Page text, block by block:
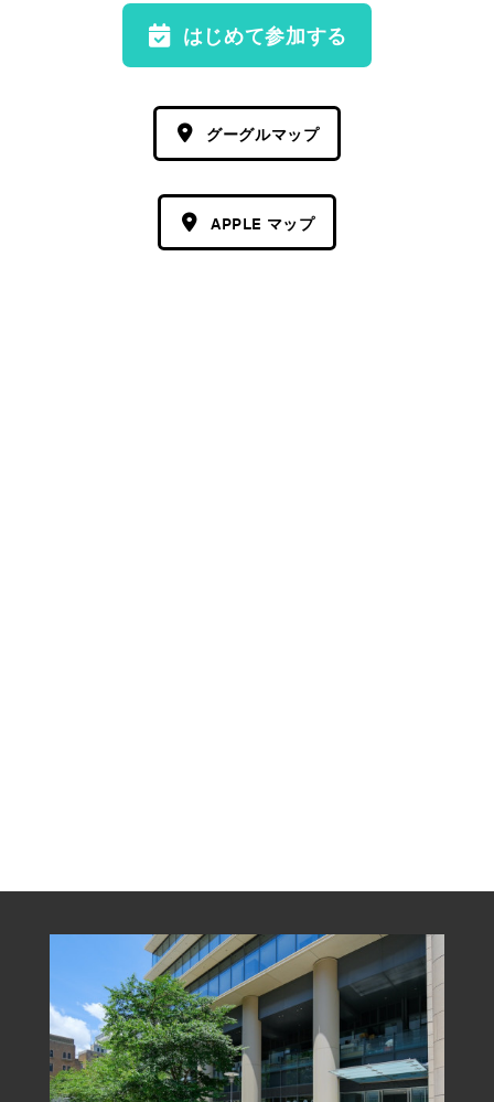
はじめて参加する
グーグルマップ
APPLE マップ